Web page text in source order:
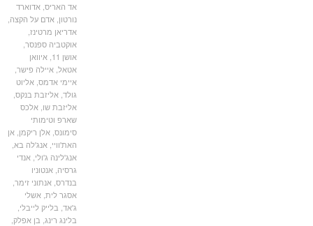
אד האריס,אדוארד
נורטון,אדם על הקצה,
אדריאן מרטינז,
אוקטביה ספנסר,
אושן 11
, איוואן
אטאל,איילה פישר,
איימי אדמס,אליוט
,אליזבת בנקס,
אליזבת שו,אלכס
שארפ וטימותי
סימונס,אלן ריקמן,אן
האת'וויי,אנג'לה בא,
אנג'לינה ג'ולי ,אנדי
גרסיה,אנטוניו
בנדרס,אנתוני זימר,
אסגר לית ,אשלי
,בלייק לייבלי,
בלינג רינג ,בן אפלק,